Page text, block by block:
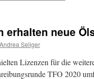
erhalten neue
Andrea Seliger
Lizenzen für die
TFO 2020